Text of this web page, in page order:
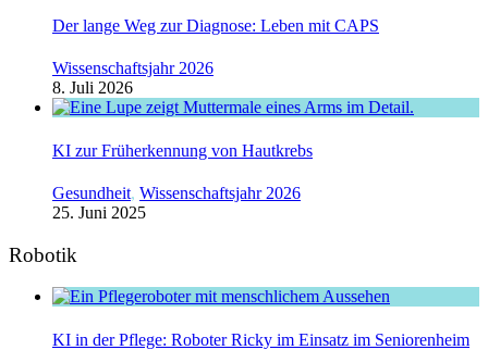
Der lange Weg zur Diagnose: Leben mit CAPS
Wissenschaftsjahr 2026
8. Juli 2026
KI zur Früherkennung von Hautkrebs
Gesundheit, Wissenschaftsjahr 2026
25. Juni 2025
Robotik
KI in der Pflege: Roboter Ricky im Einsatz im Seniorenheim